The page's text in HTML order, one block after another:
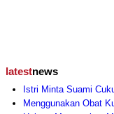
latestnews
Istri Minta Suami
Menggunakan Obat